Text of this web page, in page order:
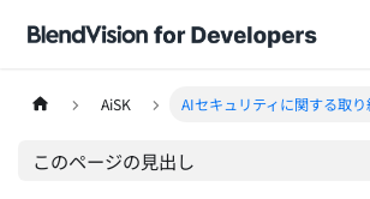
AiSK AIセキュリティに関する取
このページの見出し